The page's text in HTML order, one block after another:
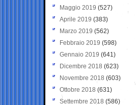
Maggio 2019 (527)
Aprile 2019 (383)
Marzo 2019 (562)
Febbraio 2019 (598)
Gennaio 2019 (641)
Dicembre 2018 (623)
Novembre 2018 (603)
Ottobre 2018 (631)
Settembre 2018 (586)